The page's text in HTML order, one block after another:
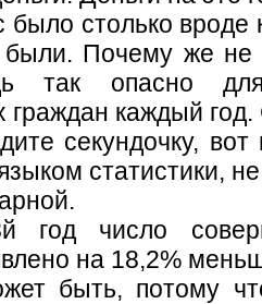
было столько вроде
были. Почему же
так опасно
граждан каждый
секундочку,
статистики,
год число
на 18,2%
быть, потому